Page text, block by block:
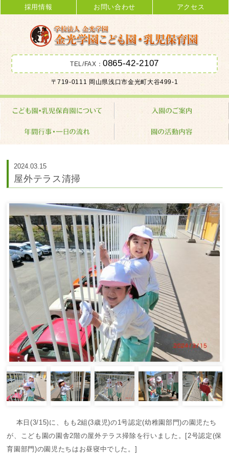
金光学園こども園･乳児保育園 学校
法人 金光学園
採用情報 お問い合わせ アクセス
TEL/FAX：0865-42-2107
〒719-0111 岡山県浅口市金光町大谷499-1
2024.03.15
屋外テラス清掃
本日(3/15)に、もも2組(3歳児)の1号認定(幼稚園部門)の園児たち
が、こども園の園舎2階の屋外テラス掃除を行いました。[2号認定(保
育園部門)の園児たちはお昼寝中でした。]